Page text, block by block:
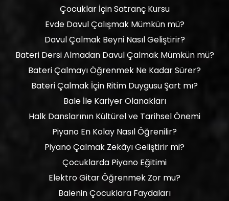
Çocuklar İçin Satranç Kursu
Evde Davul Çalışmak Mümkün mü?
Davul Çalmak Beyni Nasıl Geliştirir?
Bateri Dersi Almadan Davul Çalmak Mümkün mü?
Bateri Çalmayı Öğrenmek Ne Kadar Sürer?
Bateri Çalmak İçin Ritim Duygusu Şart mı?
Bale İle Kariyer Olanakları
Halk Danslarının Kültürel ve Tarihsel Önemi
Piyano En Kolay Nasıl Öğrenilir?
Piyano Çalmak Zekâyı Geliştirir mi?
Çocuklarda Piyano Eğitimi
Elektro Gitar Öğrenmek Zor mu?
Balenin Çocuklara Faydaları